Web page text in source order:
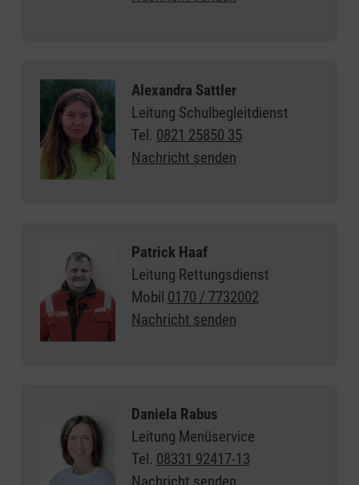
Alexandra Sattler
Leitung Schulbegleitdienst
Tel. 0821 25850 35
Nachricht senden
Patrick Haaf
Leitung Rettungsdienst
Mobil 0170 / 7732002
Nachricht senden
Daniela Rabus
Leitung Menüservice
Tel. 08331 92417-13